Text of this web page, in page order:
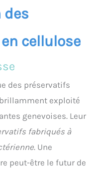
des
cellulose
des préservatifs
exploité
genevoises. Leur
fabriqués à
. Une
peut-être le futur de